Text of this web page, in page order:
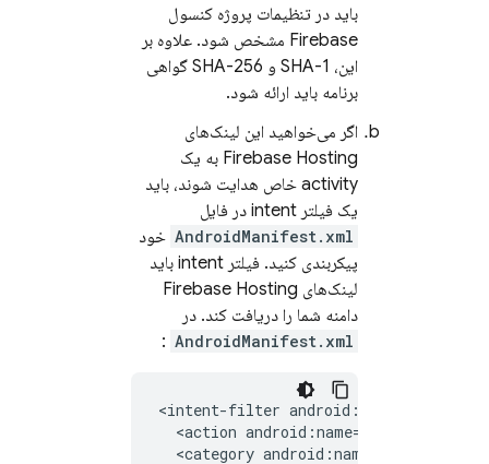
باید در تنظیمات پروژه کنسول
Firebase مشخص شود. علاوه بر
این، SHA-1 و SHA-256 گواهی
برنامه باید ارائه شود.
اگر می‌خواهید این لینک‌های
Firebase Hosting به یک
activity خاص هدایت شوند، باید
یک فیلتر intent در فایل
AndroidManifest.xml خود
پیکربندی کنید. فیلتر intent باید
لینک‌های Firebase Hosting
دامنه شما را دریافت کند. در
AndroidManifest.xml
:
<intent-filter
<action
<category